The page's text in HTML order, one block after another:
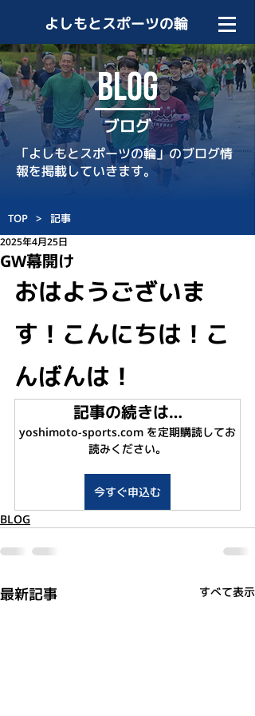
よしもとスポーツの輪
BLOG
ブログ
「よしもとスポーツの輪」のブログ情
報を掲載していきます。
TOP > 記事
GW幕開け
2025年4月25日
おはようございま
す！こんにちは！こ
んばんは！
記事の続きは…
yoshimoto-sports.com を定期購読してお
読みください。
今すぐ申込む
BLOG
最新記事 すべて表示